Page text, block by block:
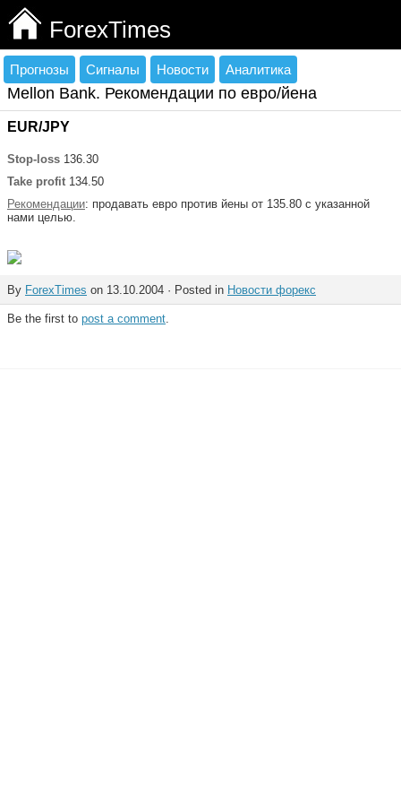
ForexTimes
Прогнозы Сигналы Новости Аналитика
Mellon Bank. Рекомендации по евро/йена
EUR/JPY
Stop-loss 136.30
Take profit 134.50
Рекомендации: продавать евро против йены от 135.80 с указанной
нами целью.
By ForexTimes on 13.10.2004 · Posted in Новости форекс
Be the first to post a comment.